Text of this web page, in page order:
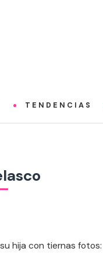
TENDENCIAS
hija con tiernas fotos: